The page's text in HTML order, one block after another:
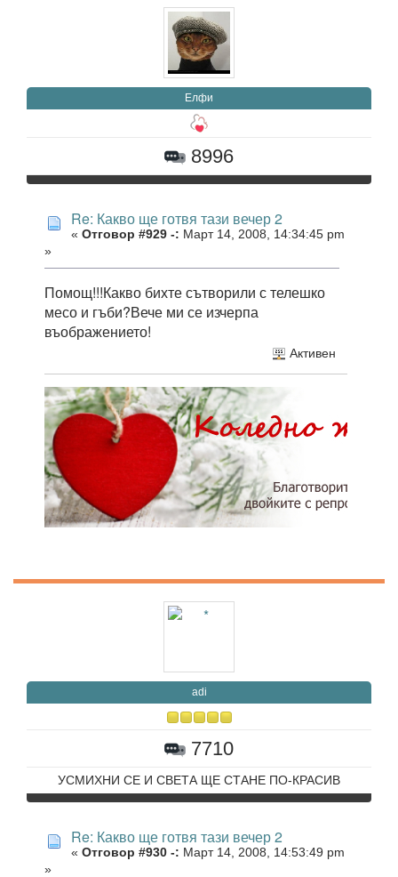
Елфи
8996
Re: Какво ще готвя тази вечер 2
« Отговор #929 -: Март 14, 2008, 14:34:45 pm
»
Помощ!!!Какво бихте сътворили с телешко
месо и гъби?Вече ми се изчерпа
въображението!
Активен
adi
7710
УСМИХНИ СЕ И СВЕТА ЩЕ СТАНЕ ПО-КРАСИВ
Re: Какво ще готвя тази вечер 2
« Отговор #930 -: Март 14, 2008, 14:53:49 pm
»